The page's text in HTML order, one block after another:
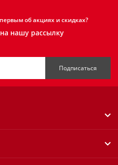
об акциях и скидках?
нашу рассылку
Подписаться